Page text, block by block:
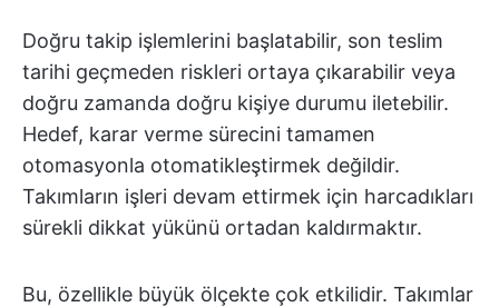
Doğru takip işlemlerini başlatabilir, son teslim
tarihi geçmeden riskleri ortaya çıkarabilir veya
doğru zamanda doğru kişiye durumu iletebilir.
Hedef, karar verme sürecini tamamen
otomasyonla otomatikleştirmek değildir.
Takımların işleri devam ettirmek için harcadıkları
sürekli dikkat yükünü ortadan kaldırmaktır.
Bu, özellikle büyük ölçekte çok etkilidir. Takımlar